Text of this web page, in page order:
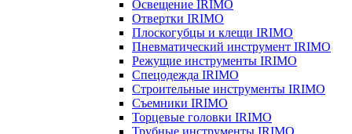
Освещение IRIMO
Отвертки IRIMO
Плоскогубцы и клещи IRIMO
Пневматический инструмент IRIMO
Режущие инструменты IRIMO
Спецодежда IRIMO
Строительные инструменты IRIMO
Съемники IRIMO
Торцевые головки IRIMO
Трубные инструменты IRIMO